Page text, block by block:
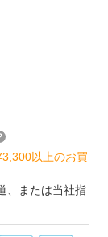
以上のお買
、または当社指